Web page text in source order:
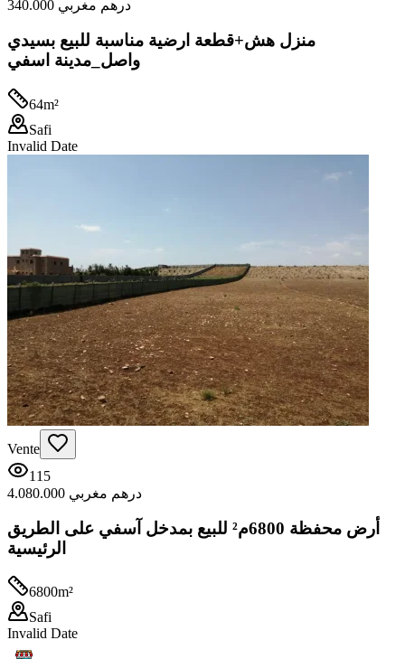
340.000 درهم مغربي
منزل هش+قطعة ارضية مناسبة للبيع بسيدي
واصل_مدينة اسفي
64m²
Safi
Invalid Date
Vente
115
4.080.000 درهم مغربي
أرض محفظة 6800م² للبيع بمدخل آسفي على الطريق
الرئيسية
6800m²
Safi
Invalid Date